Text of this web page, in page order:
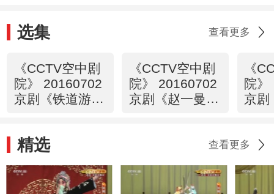
选集 查看更多
《CCTV空中剧
院》 20160702
京剧《铁道游击
《CCTV空中剧
院》 20160702
京剧《赵一曼》
《
院》
京剧
精选 查看更多